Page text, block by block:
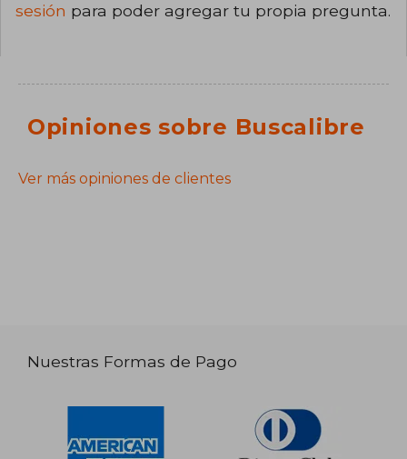
sesión para poder agregar tu propia pregunta.
Opiniones sobre Buscalibre
Ver más opiniones de clientes
Nuestras Formas de Pago